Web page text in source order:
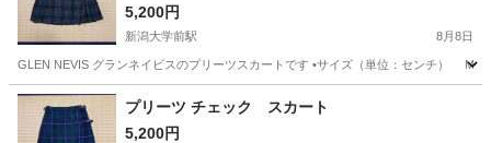
5,200円
新潟大学前駅 8月8日
GLEN NEVIS グランネイビスのプリーツスカートです •サイズ（単位：センチ）
新潟 新潟市 新潟大学前駅 スカート
プリーツ チェック スカート
5,200円